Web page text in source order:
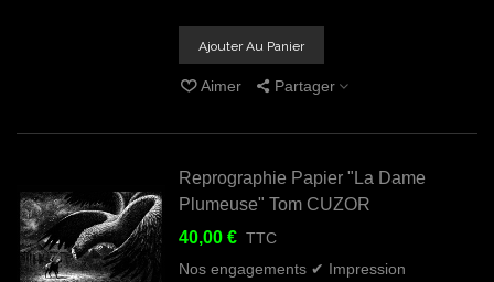
Ajouter Au Panier
Aimer Partager
Reprographie Papier "La Dame
Plumeuse" Tom CUZOR
40,00 € TTC
Nos engagements ✔ Impression